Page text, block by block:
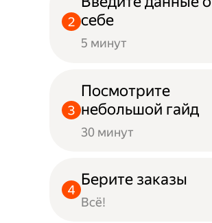
себе
5 минут
Посмотрите
небольшой гайд
30 минут
Берите заказы
Всё!